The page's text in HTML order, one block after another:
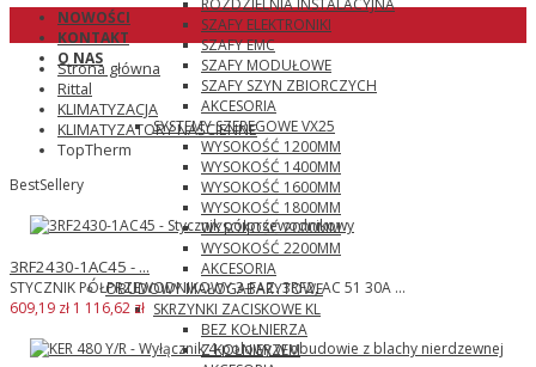
ROZDZIELNIA INSTALACYJNA
SZAFY ELEKTRONIKI
SZAFY EMC
SZAFY MODUŁOWE
SZAFY SZYN ZBIORCZYCH
AKCESORIA
SYSTEMY SZEREGOWE VX25
WYSOKOŚĆ 1200MM
WYSOKOŚĆ 1400MM
WYSOKOŚĆ 1600MM
WYSOKOŚĆ 1800MM
WYSOKOŚĆ 2000MM
WYSOKOŚĆ 2200MM
AKCESORIA
OBUDOWY MAŁOGABARYTOWE
SKRZYNKI ZACISKOWE KL
BEZ KOŁNIERZA
Z KOŁNIERZEM
NOWOŚCI
KONTAKT
O NAS
Strona główna
Rittal
KLIMATYZACJA
KLIMATYZATORY NAŚCIENNE
TopTherm
BestSellery
3RF2430-1AC45 - ...
STYCZNIK PÓŁPRZEWODNIKOWY 3-FAZ. 3RF2, AC 51 30A ...
609,19 zł 1 116,62 zł